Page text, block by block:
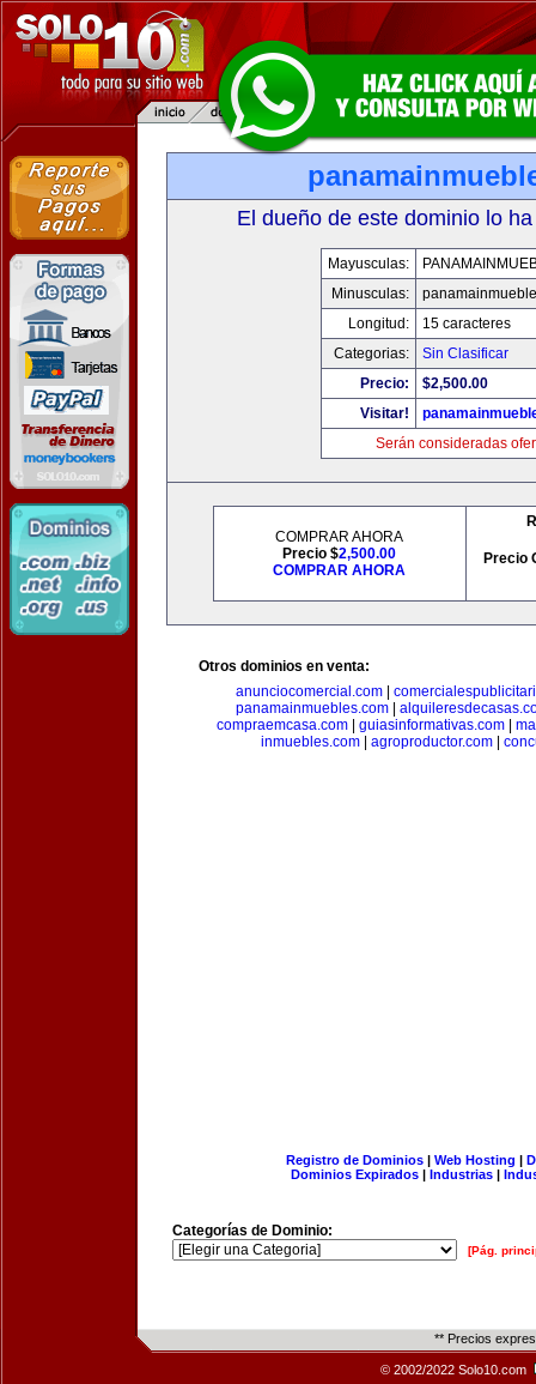
El dueño de este dominio lo
Mayusculas:
Minusculas:
Longitud:
15 caracteres
Categorias:
Sin Clasificar
Precio:
$2,500.00
Visitar!
Serán consideradas
COMPRAR AHORA
Precio $2,500.00
COMPRAR AHORA
Precio
Otros dominios en venta:
anunciocomercial.com
panamainmuebles.com|
compraemcasa.com
guiasinformativas.com
inmuebles.com
agroproductor.com
Registro de Dominios| Web Hosting |
Dominios Expirados | Industrias |
Categorías de Dominio:
[Pág.
** Precios
© 2002/2022 Solo10.com